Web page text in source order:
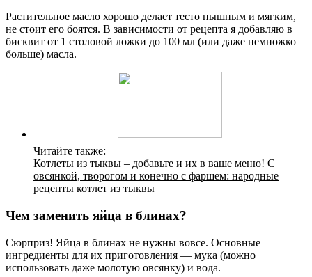
Растительное масло хорошо делает тесто пышным и мягким,
не стоит его боятся. В зависимости от рецепта я добавляю в
бисквит от 1 столовой ложки до 100 мл (или даже немножко
больше) масла.
Читайте также:
Котлеты из тыквы – добавьте и их в ваше меню! С
овсянкой, творогом и конечно с фаршем: народные
рецепты котлет из тыквы
Чем заменить яйца в блинах?
Сюрприз! Яйца в блинах не нужны вовсе. Основные
ингредиенты для их приготовления — мука (можно
использовать даже молотую овсянку) и вода.